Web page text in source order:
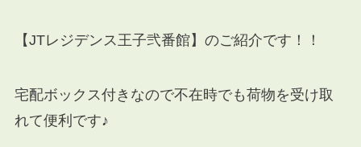
【JTレジデンス王子弐番館】のご紹介です！！
宅配ボックス付きなので不在時でも荷物を受け取
れて便利です♪